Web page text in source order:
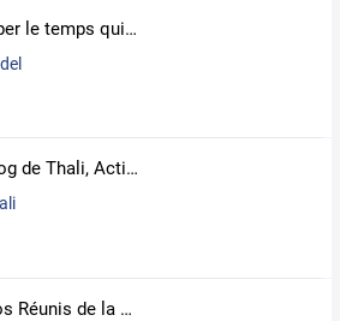
attraper le temps qui file…
Le blog de Thali, Activités pour petites mains
Cyclos Réunis de la Crau 13